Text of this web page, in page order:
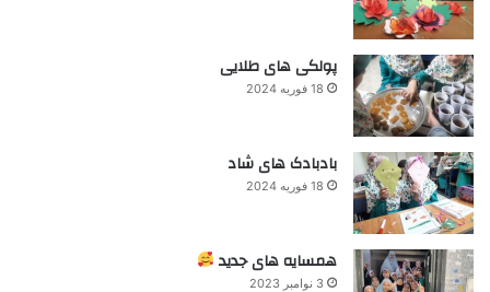
پولکی های طلایی
18 فوریه 2024
بادبادک های شاد
18 فوریه 2024
همسایه های جدید
3 نوامبر 2023